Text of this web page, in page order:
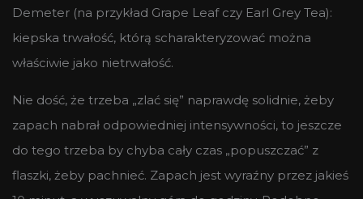
Demeter (na przykład Grape Leaf czy Earl Grey Tea):
kiepska trwałość, którą scharakteryzować można
właściwie jako nietrwałość.
Nie dość, że trzeba „zlać się” naprawdę solidnie, żeby
zapach nabrał odpowiedniej intensywności, to jeszcze
do tego trzeba by chyba cały czas „popuszczać” z
flaszki, żeby pachnieć. Zapach jest wyraźny przez jakieś